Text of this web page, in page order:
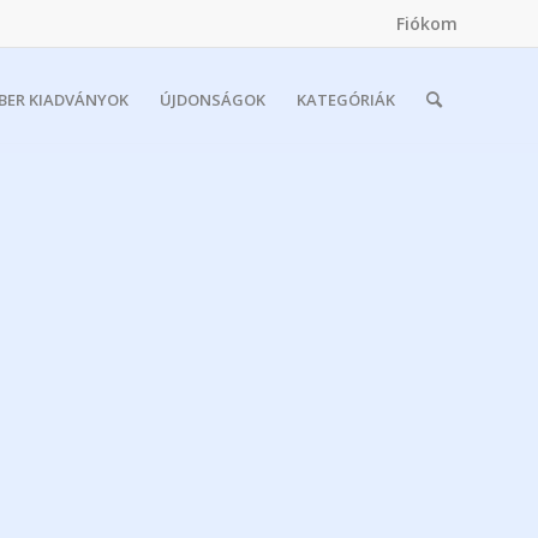
Fiókom
KIADVÁNYOK ÚJDONSÁGOK KATEGÓRIÁK